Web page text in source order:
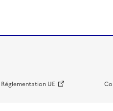
Réglementation UE